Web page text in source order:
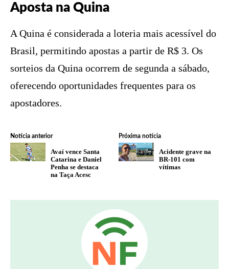
Aposta na Quina
A Quina é considerada a loteria mais acessível do
Brasil, permitindo apostas a partir de R$ 3. Os
sorteios da Quina ocorrem de segunda a sábado,
oferecendo oportunidades frequentes para os
apostadores.
Notícia anterior
Avaí vence Santa
Catarina e Daniel
Penha se destaca
na Taça Acesc
Próxima notícia
Acidente grave na
BR-101 com
vítimas